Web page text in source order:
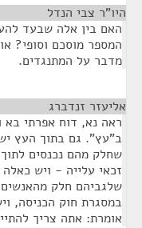
היו"ר צבי הנדל
האם בין אלה שבעד
המספר מוסכם וסופי?
מדבר על המתנגדים.
אליעזר זנדברג
ראה נא, דוח אפרתי בא
ב"עץ". גם בתוך העץ
שחלק מהם נכנסים
זכאי עלייה - ויש
שלגביהם חלק
במסגרת חוק הכניסה,
אומרת: אתה צריך